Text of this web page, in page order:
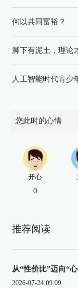
何以共同富裕？
脚下有泥土，理论
人工智能时代青少
您此时的心情
开心
0
推荐阅读
从“性价比”迈向“
2026-07-24 09:09